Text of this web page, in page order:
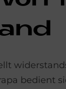
bedient